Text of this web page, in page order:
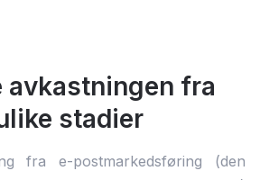
fra
stadier
fra e-postmarkedsføring (den